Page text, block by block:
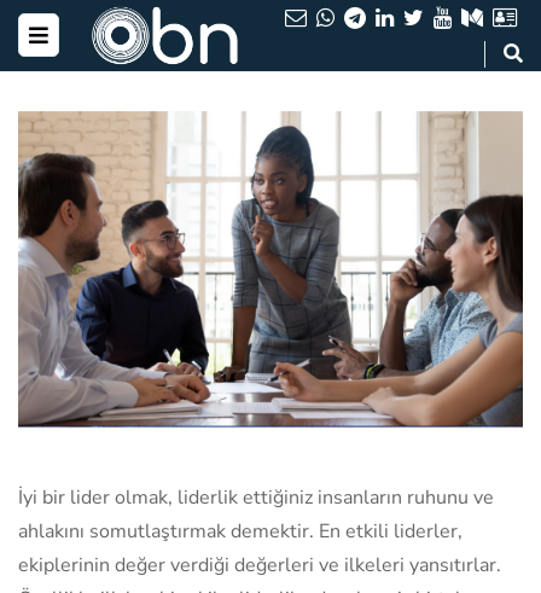
İyi bir lider olmak, liderlik ettiğiniz insanların ruhunu ve
ahlakını somutlaştırmak demektir. En etkili liderler,
ekiplerinin değer verdiği değerleri ve ilkeleri yansıtırlar.